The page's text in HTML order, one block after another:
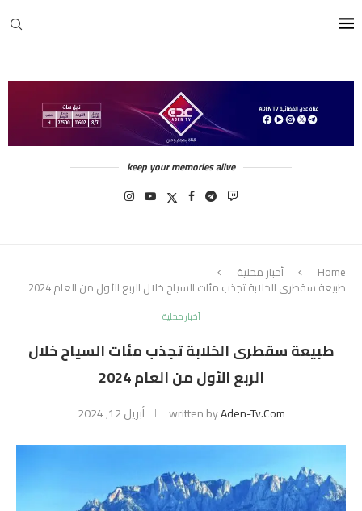
keep your memories alive
Home أخبار محلية
طبيعة سقطرى الخلابة تجذب مئات السياح خلال الربع الأول من العام 2024
أخبار محلية
طبيعة سقطرى الخلابة تجذب مئات السياح خلال
الربع الأول من العام 2024
written byAden-Tv.com أبريل 12, 2024